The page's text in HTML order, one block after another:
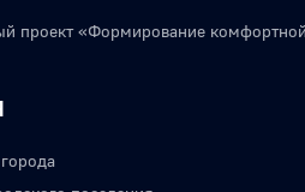
проект «Формирование